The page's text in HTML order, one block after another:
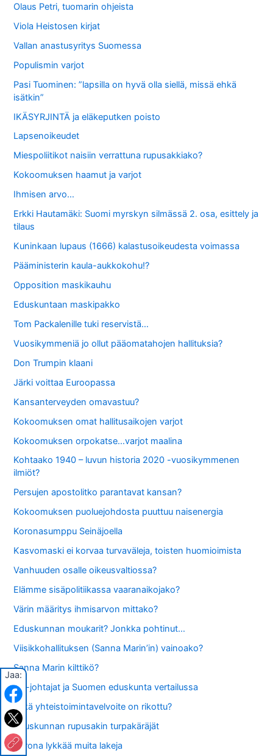
Olaus Petri, tuomarin ohjeista
Viola Heistosen kirjat
Vallan anastusyritys Suomessa
Populismin varjot
Pasi Tuominen: ”lapsilla on hyvä olla siellä, missä ehkä
isätkin”
IKÄSYRJINTÄ ja eläkeputken poisto
Lapsenoikeudet
Miespoliitikot naisiin verrattuna rupusakkiako?
Kokoomuksen haamut ja varjot
Ihmisen arvo…
Erkki Hautamäki: Suomi myrskyn silmässä 2. osa, esittely ja
tilaus
Kuninkaan lupaus (1666) kalastusoikeudesta voimassa
Pääministerin kaula-aukkokohu!?
Opposition maskikauhu
Eduskuntaan maskipakko
Tom Packalenille tuki reservistä…
Vuosikymmeniä jo ollut pääomatahojen hallituksia?
Don Trumpin klaani
Järki voittaa Euroopassa
Kansanterveyden omavastuu?
Kokoomuksen omat hallitusaikojen varjot
Kokoomuksen orpokatse…varjot maalina
Kohtaako 1940 – luvun historia 2020 -vuosikymmenen
ilmiöt?
Persujen apostolitko parantavat kansan?
Kokoomuksen puoluejohdosta puuttuu naisenergia
Koronasumppu Seinäjoella
Kasvomaski ei korvaa turvaväleja, toisten huomioimista
Vanhuuden osalle oikeusvaltiossa?
Elämme sisäpolitiikassa vaaranaikojako?
Värin määritys ihmisarvon mittako?
Eduskunnan moukarit? Jonkka pohtinut…
Viisikkohallituksen (Sanna Marin’in) vainoako?
Sanna Marin kilttikö?
EU-johtajat ja Suomen eduskunta vertailussa
Mikä yhteistoimintavelvoite on rikottu?
Eduskunnan rupusakin turpakäräjät
Korona lykkää muita lakeja
Jaa: